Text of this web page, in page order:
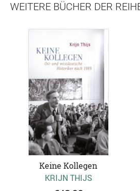
WEITERE BÜCHER DER
Keine Kollegen
KRIJN THIJS